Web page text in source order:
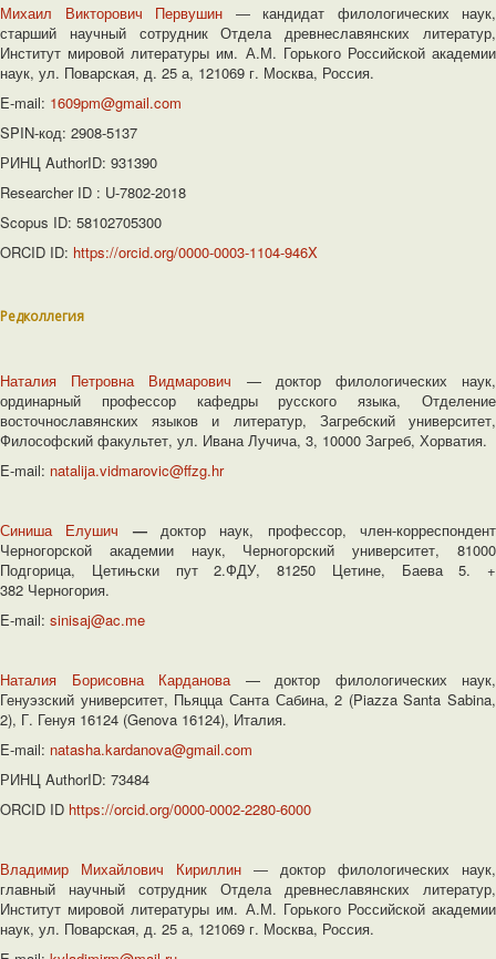
Михаил Викторович Первушин ― кандидат филологических наук,
старший научный сотрудник Отдела древнеславянских литератур,
Институт мировой литературы им. А.М. Горького Российской академии
наук, ул. Поварская, д. 25 а, 121069 г. Москва, Россия.
E-mail: 1609pm@gmail.com
SPIN-код: 2908-5137
РИНЦ AuthorID: 931390
Researcher ID : U-7802-2018
Scopus ID: 58102705300
ORCID ID: https://orcid.org/0000-0003-1104-946X
Редколлегия
Наталия Петровна Видмарович — доктор филологических наук,
ординарный профессор кафедры русского языка, Отделение
восточнославянских языков и литератур, Загребский университет,
Философский факультет, ул. Ивана Лучича, 3, 10000 Загреб, Хорватия.
E-mail: natalija.vidmarovic@ffzg.hr
Синиша Елушич — доктор наук, профессор, член-корреспондент
Черногорской академии наук, Черногорский университет, 81000
Подгорица, Цетињски пут 2.ФДУ, 81250 Цетине, Баева 5. +
382 Черногория.
E-mail: sinisaj@ac.me
Наталия Борисовна Карданова — доктор филологических наук,
Генуэзский университет, Пьяцца Санта Сабина, 2 (Piazza Santa Sabina,
2), Г. Генуя 16124 (Genova 16124), Италия.
E-mail: natasha.kardanova@gmail.com
РИНЦ AuthorID: 73484
ORCID ID https://orcid.org/0000-0002-2280-6000
Владимир Михайлович Кириллин ― доктор филологических наук,
главный научный сотрудник Отдела древнеславянских литератур,
Институт мировой литературы им. А.М. Горького Российской академии
наук, ул. Поварская, д. 25 а, 121069 г. Москва, Россия.